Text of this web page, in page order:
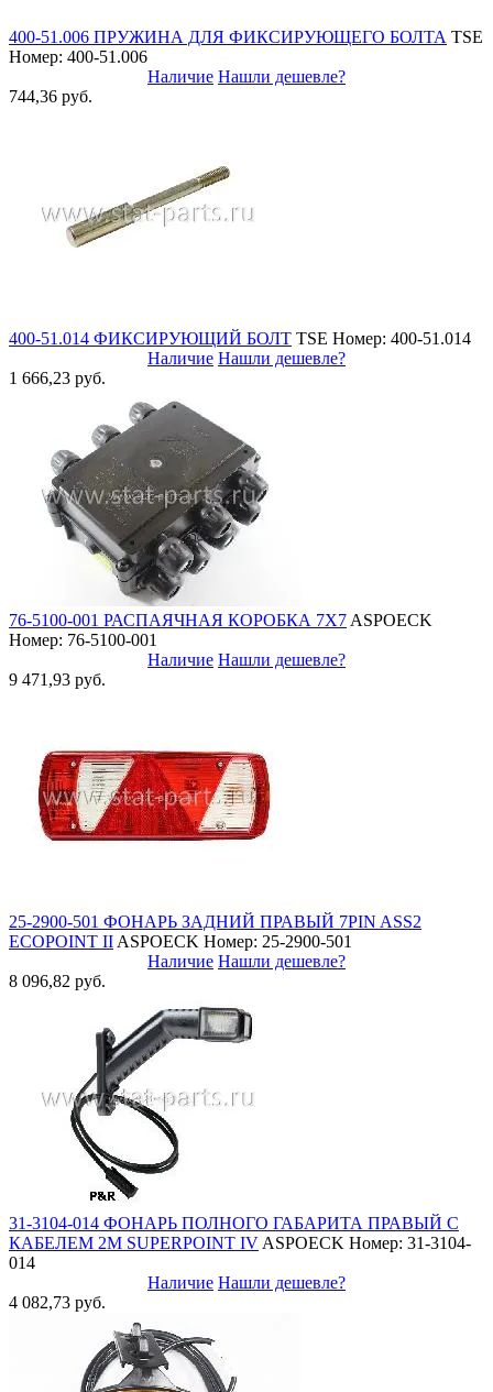
400-51.006 ПРУЖИНА ДЛЯ ФИКСИРУЮЩЕГО БОЛТА TSE
Номер: 400-51.006
Наличие Нашли дешевле?
744,36 руб.
400-51.014 ФИКСИРУЮЩИЙ БОЛТ TSE Номер: 400-51.014
Наличие Нашли дешевле?
1 666,23 руб.
76-5100-001 РАСПАЯЧНАЯ КОРОБКА 7X7 ASPOECK
Номер: 76-5100-001
Наличие Нашли дешевле?
9 471,93 руб.
25-2900-501 ФОНАРЬ ЗАДНИЙ ПРАВЫЙ 7PIN ASS2
ECOPOINT II ASPOECK Номер: 25-2900-501
Наличие Нашли дешевле?
8 096,82 руб.
31-3104-014 ФОНАРЬ ПОЛНОГО ГАБАРИТА ПРАВЫЙ С
КАБЕЛЕМ 2М SUPERPOINT IV ASPOECK Номер: 31-3104-
014
Наличие Нашли дешевле?
4 082,73 руб.